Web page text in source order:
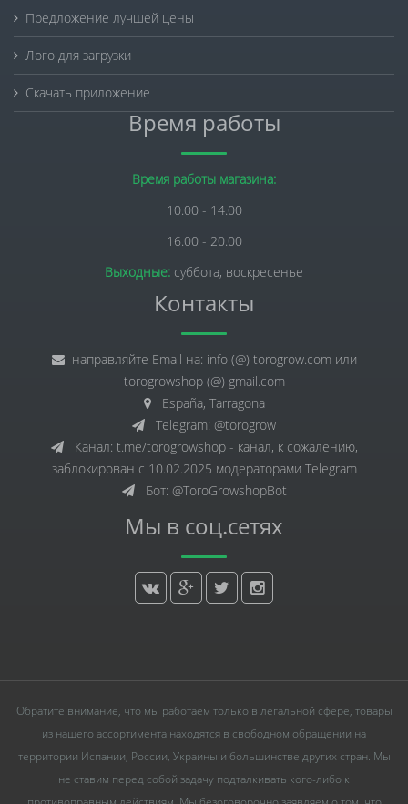
Предложение лучшей цены
Лого для загрузки
Скачать приложение
Время работы
Время работы магазина:
10.00 - 14.00
16.00 - 20.00
Выходные: суббота, воскресенье
Контакты
направляйте Email на: info (@) torogrow.com или
torogrowshop (@) gmail.com
España, Tarragona
Telegram: @torogrow
Канал: t.me/torogrowshop - канал, к сожалению,
заблокирован с 10.02.2025 модераторами Telegram
Бот: @ToroGrowshopBot
Мы в соц.сетях
Обратите внимание, что мы работаем только в легальной сфере, товары
из нашего ассортимента находятся в свободном обращении на
территории Испании, России, Украины и большинстве других стран. Мы
не ставим перед собой задачу подталкивать кого-либо к